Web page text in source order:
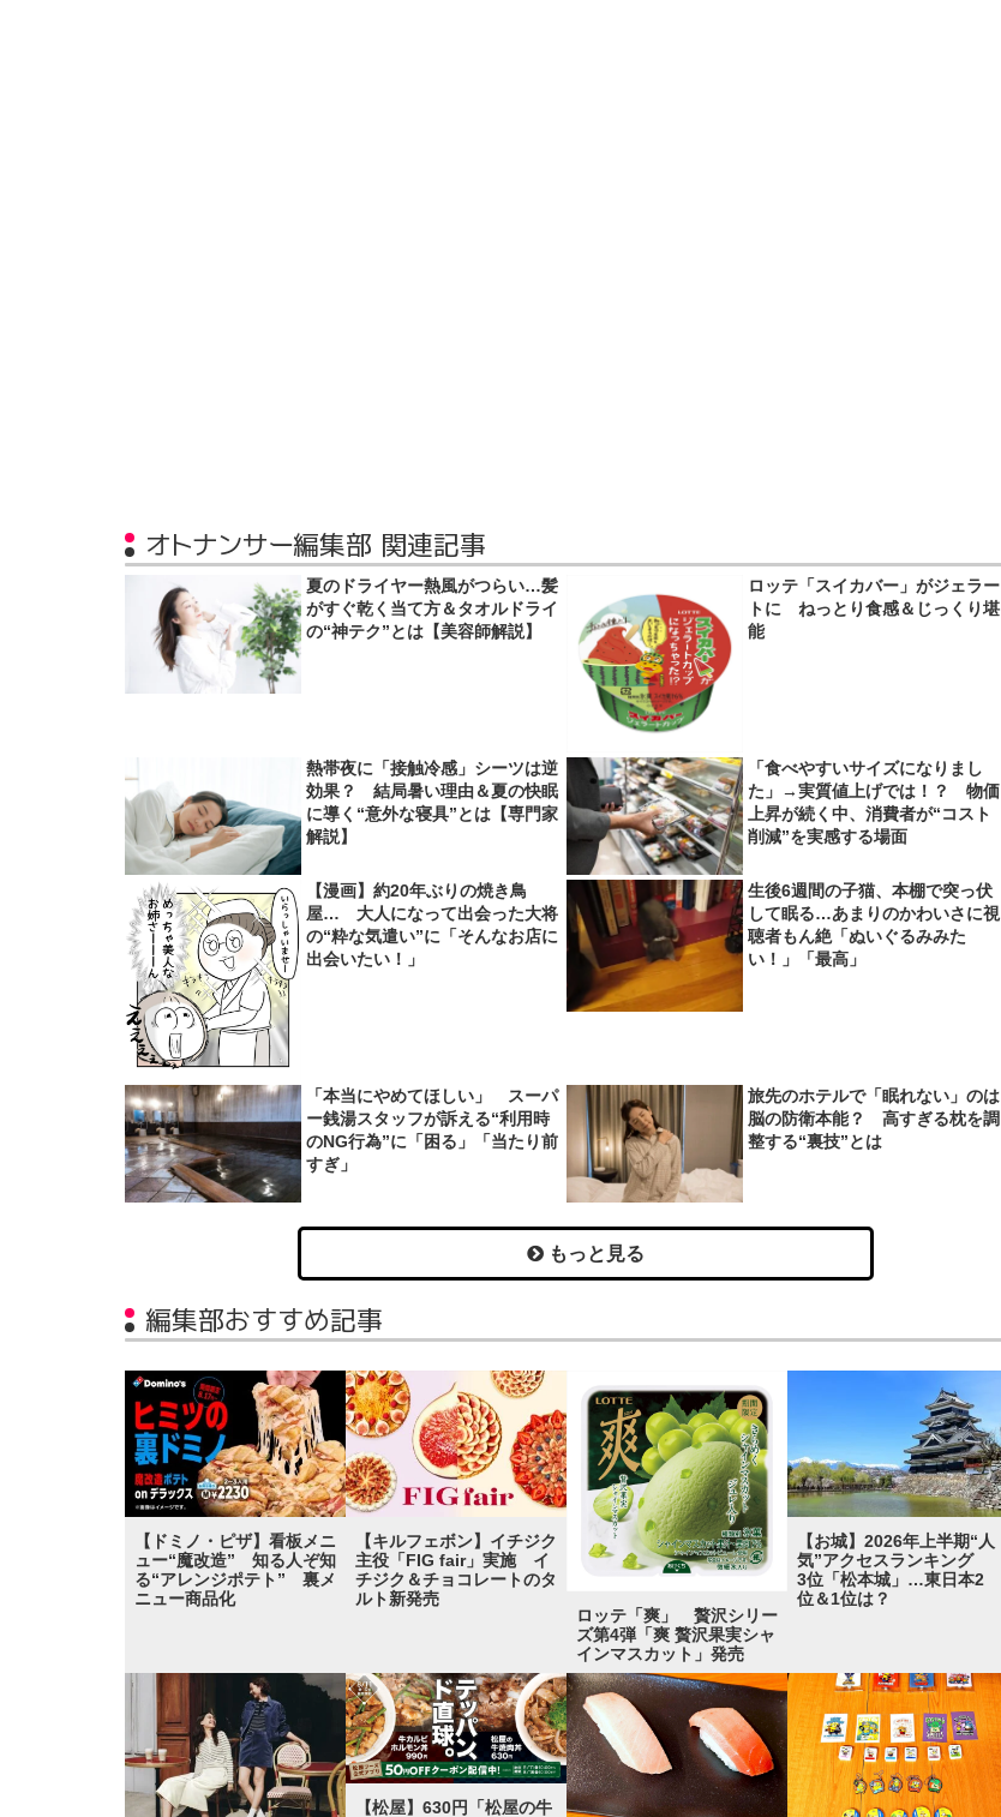
オトナンサー編集部 関連記事
夏のドライヤー熱風がつらい…髪
がすぐ乾く当て方＆タオルドライ
の“神テク”とは【美容師解説】
ロッテ「スイカバー」がジェラー
トに ねっとり食感＆じっくり堪
能
熱帯夜に「接触冷感」シーツは逆
効果？ 結局暑い理由＆夏の快眠
に導く“意外な寝具”とは【専門家
解説】
「食べやすいサイズになりまし
た」→実質値上げでは！？ 物価
上昇が続く中、消費者が“コスト
削減”を実感する場面
【漫画】約20年ぶりの焼き鳥
屋… 大人になって出会った大将
の“粋な気遣い”に「そんなお店に
出会いたい！」
生後6週間の子猫、本棚で突っ伏
して眠る…あまりのかわいさに視
聴者もん絶「ぬいぐるみみた
い！」「最高」
「本当にやめてほしい」 スーパ
ー銭湯スタッフが訴える“利用時
のNG行為”に「困る」「当たり前
すぎ」
旅先のホテルで「眠れない」のは
脳の防衛本能？ 高すぎる枕を調
整する“裏技”とは
もっと見る
編集部おすすめ記事
【ドミノ・ピザ】看板メニ
ュー“魔改造” 知る人ぞ知
る“アレンジポテト” 裏メ
ニュー商品化
【キルフェボン】イチジク
主役「FIG fair」実施 イ
チジク＆チョコレートのタ
ルト新発売
ロッテ「爽」 贅沢シリー
ズ第4弾「爽 贅沢果実シャ
インマスカット」発売
【お城】2026年上半期“人
気”アクセスランキング
3位「松本城」…東日本2
位＆1位は？
【松屋】630円「松屋の牛